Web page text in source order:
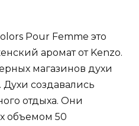
Pour Femme это
аромат от Kenzo.
магазинов духи
Духи создавались
отдыха. Они
объемом 50